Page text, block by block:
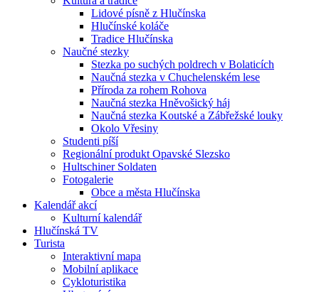
Lidové písně z Hlučínska
Hlučínské koláče
Tradice Hlučínska
Naučné stezky
Stezka po suchých poldrech v Bolaticích
Naučná stezka v Chuchelenském lese
Příroda za rohem Rohova
Naučná stezka Hněvošický háj
Naučná stezka Koutské a Zábřežské louky
Okolo Vřesiny
Studenti píší
Regionální produkt Opavské Slezsko
Hultschiner Soldaten
Fotogalerie
Obce a města Hlučínska
Kalendář akcí
Kulturní kalendář
Hlučínská TV
Turista
Interaktivní mapa
Mobilní aplikace
Cykloturistika